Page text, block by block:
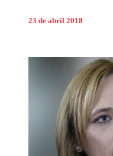
23 de abril 2018